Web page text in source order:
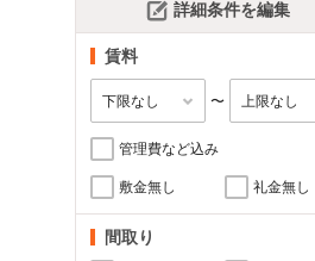
詳細条件を編集
賃料
〜
管理費など込み
敷金無し 礼金無し
間取り